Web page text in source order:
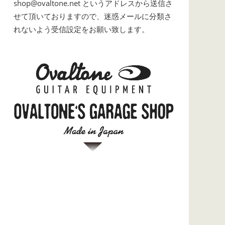
shop@ovaltone.net というアドレスから送信さ
せて頂いておりますので、迷惑メールに分類さ
れないよう受信設定をお願い致します。